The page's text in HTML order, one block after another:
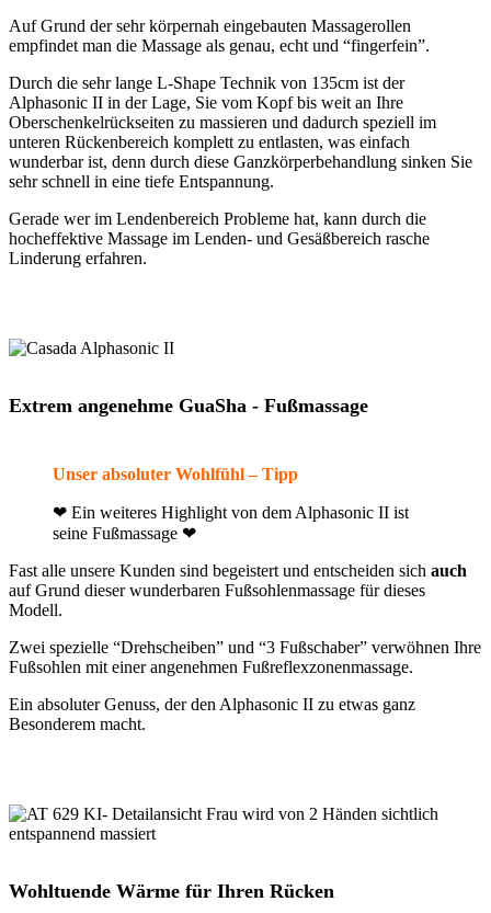
Auf Grund der sehr körpernah eingebauten Massagerollen
empfindet man die Massage als genau, echt und “fingerfein”.
Durch die sehr lange L-Shape Technik von 135cm ist der
Alphasonic II in der Lage, Sie vom Kopf bis weit an Ihre
Oberschenkelrückseiten zu massieren und dadurch speziell im
unteren Rückenbereich komplett zu entlasten, was einfach
wunderbar ist, denn durch diese Ganzkörperbehandlung sinken Sie
sehr schnell in eine tiefe Entspannung.
Gerade wer im Lendenbereich Probleme hat, kann durch die
hocheffektive Massage im Lenden- und Gesäßbereich rasche
Linderung erfahren.
Extrem angenehme GuaSha - Fußmassage
Unser absoluter Wohlfühl – Tipp
❤ Ein weiteres Highlight von dem Alphasonic II ist
seine Fußmassage ❤
Fast alle unsere Kunden sind begeistert und entscheiden sich auch
auf Grund dieser wunderbaren Fußsohlenmassage für dieses
Modell.
Zwei spezielle “Drehscheiben” und “3 Fußschaber” verwöhnen Ihre
Fußsohlen mit einer angenehmen Fußreflexzonenmassage.
Ein absoluter Genuss, der den Alphasonic II zu etwas ganz
Besonderem macht.
Wohltuende Wärme für Ihren Rücken